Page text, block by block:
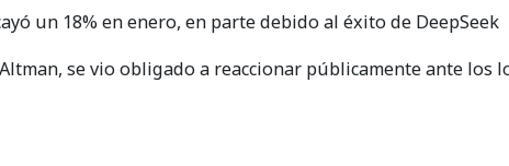
un 18% en enero, en parte debido al éxito de DeepSeek
se vio obligado a reaccionar públicamente ante los